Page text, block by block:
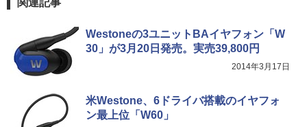
関連記事
Westoneの3ユニットBAイヤフォン「W
30」が3月20日発売。実売39,800円
2014年3月17日
米Westone、6ドライバ搭載のイヤフォ
ン最上位「W60」